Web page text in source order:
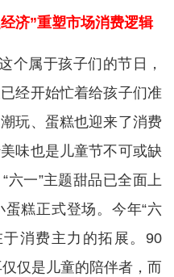
济”重塑市场消费逻辑
个属于孩子们的节日，
经开始忙着给孩子们准
玩、蛋糕也迎来了消费
味也是儿童节不可或缺
六一”主题甜品已全面上
糕正式登场。今年“六
消费主力的拓展。90
仅是儿童的陪伴者，而